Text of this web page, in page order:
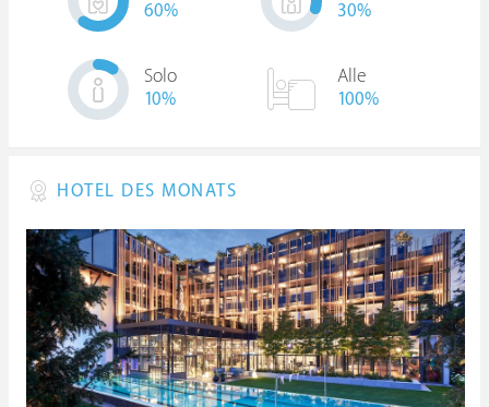
60% 30%
Solo
10%
Alle
100%
HOTEL DES MONATS